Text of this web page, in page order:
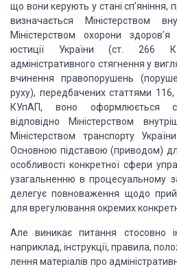
що вони керують у стані
визначається Міністер­ством
Міністерством охорони здо­ров’я
юстиції України (ст. 266
адміністративного стягнення у
вчинення правопорушень
руху), передбачених статтями
КУпАП, воно оформлюється
відповідно Міністерством
Міністерством транспорту України
Основною підставою (приводом)
особливості конкретної сфери
узагальненню в процесуальному
де­легує повноваження щодо
для врегулювання окремих
Але виникає питання стосовно
наприклад, інструкції, правила,
лення матеріалів про